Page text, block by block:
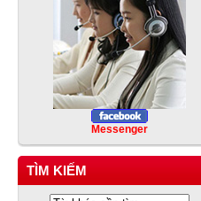
Messenger
TÌM KIẾM